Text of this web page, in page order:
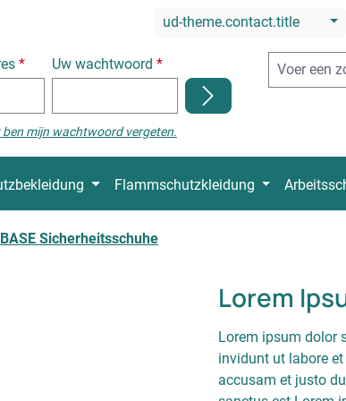
ud-theme.contact.title
* Uw wachtwoord*
ben mijn wachtwoord vergeten.
Flammschutzkleidung
BASE Sicherheitsschuhe
Lorem
Lorem ipsum dolor
invidunt ut labore
accusam et justo